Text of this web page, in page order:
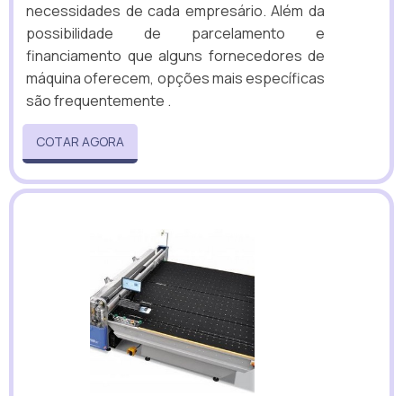
necessidades de cada empresário. Além da
possibilidade de parcelamento e
financiamento que alguns fornecedores de
máquina oferecem, opções mais específicas
são frequentemente .
COTAR AGORA